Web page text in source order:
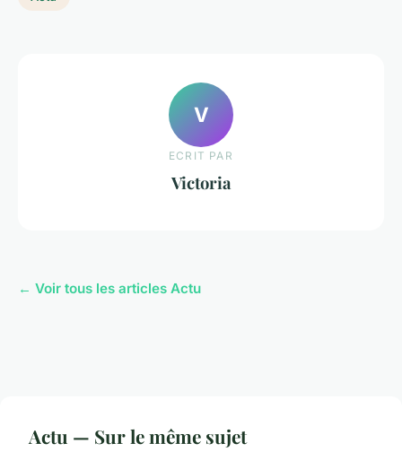
V
ECRIT PAR
Victoria
← Voir tous les articles Actu
Actu — Sur le même sujet